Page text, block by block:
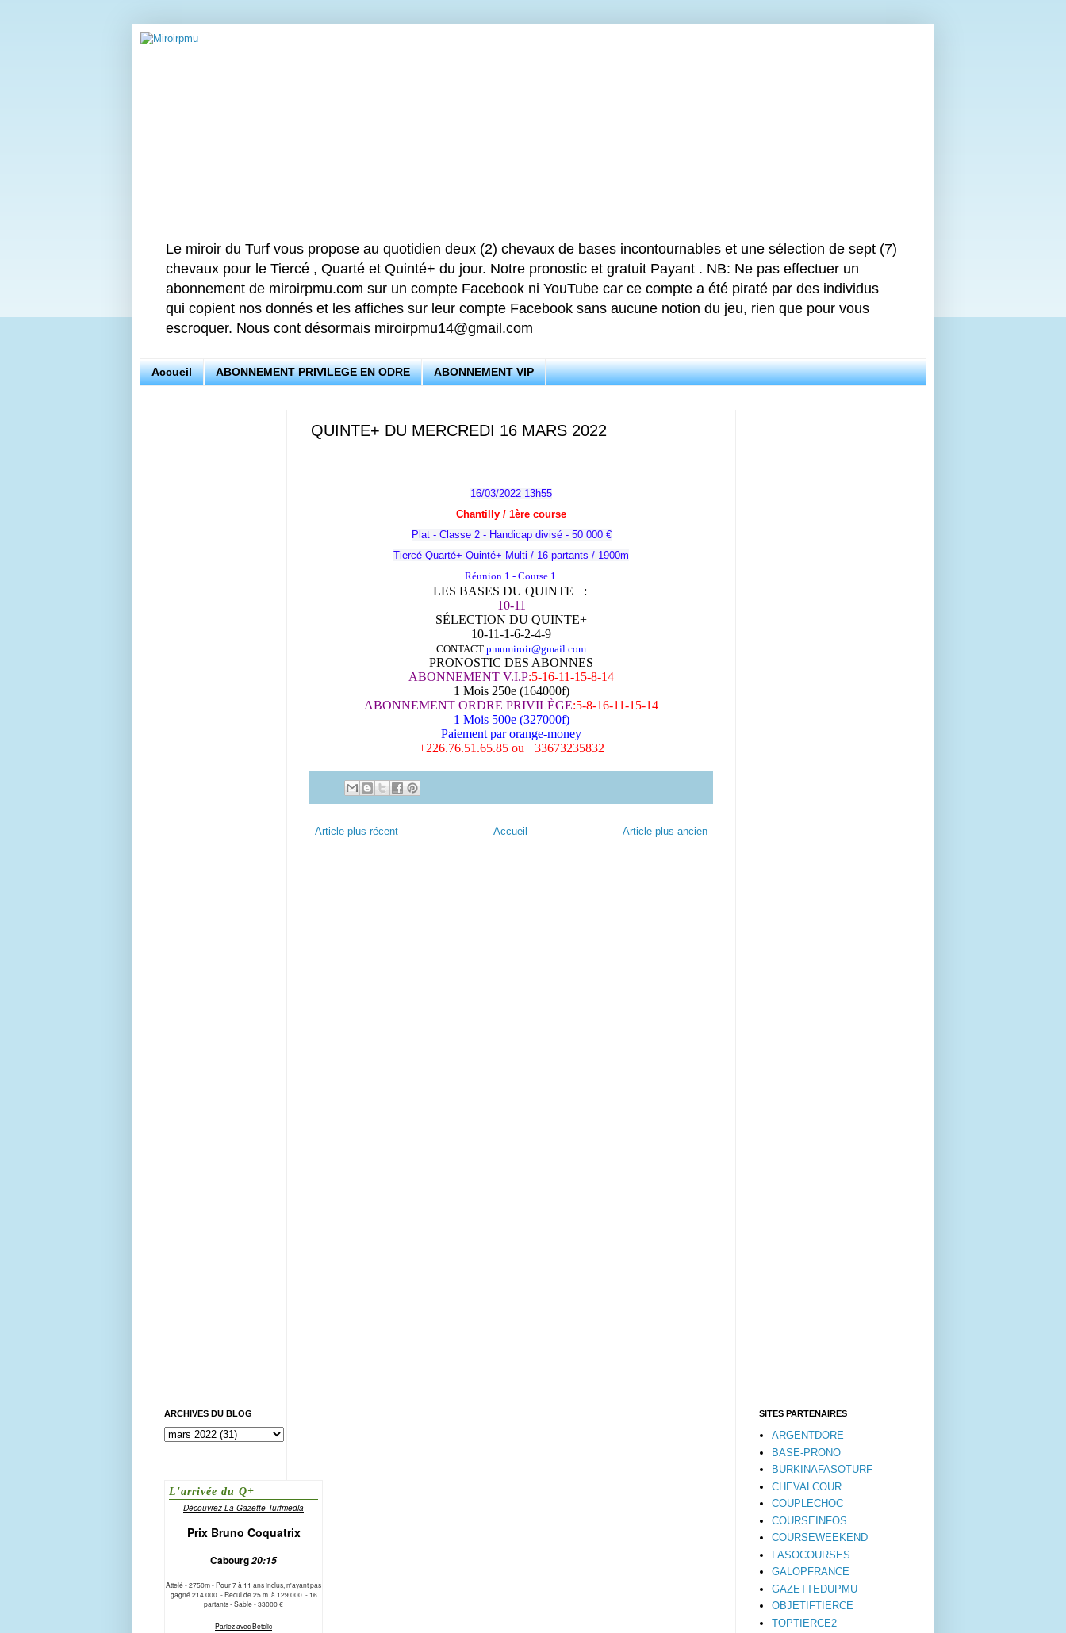
Le miroir du Turf vous propose au quotidien deux (2) chevaux de bases incontournables et une sélection de sept (7)
chevaux pour le Tiercé , Quarté et Quinté+ du jour. Notre pronostic et gratuit Payant . NB: Ne pas effectuer un
abonnement de miroirpmu.com sur un compte Facebook ni YouTube car ce compte a été piraté par des individus
qui copient nos donnés et les affiches sur leur compte Facebook sans aucune notion du jeu, rien que pour vous
escroquer. Nous cont désormais miroirpmu14@gmail.com
Accueil ABONNEMENT PRIVILEGE EN ODRE ABONNEMENT VIP
QUINTE+ DU MERCREDI 16 MARS 2022
16/03/2022 13h55
Chantilly / 1ère course
Plat - Classe 2 - Handicap divisé - 50 000 €
Tiercé Quarté+ Quinté+ Multi / 16 partants / 1900m
Réunion 1 - Course 1
LES BASES DU QUINTE+ :
10-11
SÉLECTION DU QUINTE+
10-11-1-6-2-4-9
CONTACT pmumiroir@gmail.com
PRONOSTIC DES ABONNES
ABONNEMENT V.I.P:5-16-11-15-8-14
1 Mois 250e (164000f)
ABONNEMENT ORDRE PRIVILÈGE:5-8-16-11-15-14
1 Mois 500e (327000f)
Paiement par orange-money
+226.76.51.65.85 ou +33673235832
Article plus récent Article plus ancien
Accueil
ARCHIVES DU BLOG SITES PARTENAIRES
ARGENTDORE
BASE-PRONO
BURKINAFASOTURF
CHEVALCOUR
COUPLECHOC
COURSEINFOS
COURSEWEEKEND
FASOCOURSES
GALOPFRANCE
GAZETTEDUPMU
OBJETIFTIERCE
TOPTIERCE2